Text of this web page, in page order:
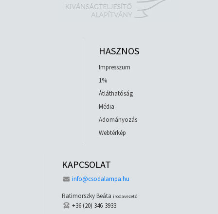
HASZNOS
Impresszum
1%
Átláthatóság
Média
Adományozás
Webtérkép
KAPCSOLAT
info@csodalampa.hu
Ratimorszky Beáta irodavezető
+36 (20) 346-3933